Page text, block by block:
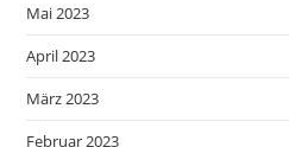
Mai 2023
April 2023
März 2023
Februar 2023